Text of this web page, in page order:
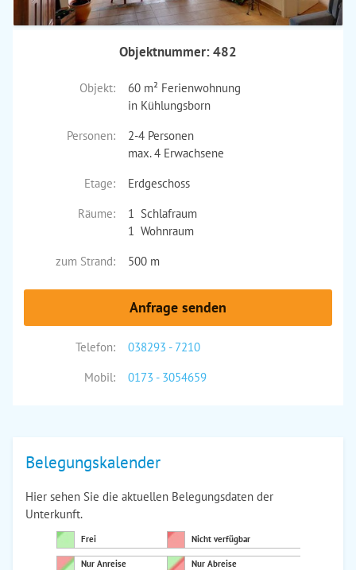
Objektnummer: 482
Objekt:
60 m² Ferienwohnung
in Kühlungsborn
Personen:
2-4 Personen
max. 4 Erwachsene
Etage:
Erdgeschoss
Räume:
1 Schlafraum
1 Wohnraum
zum Strand:
500 m
Anfrage senden
Telefon:
038293 - 7210
Mobil:
0173 - 3054659
Belegungskalender
Hier sehen Sie die aktuellen Belegungsdaten der
Unterkunft.
Frei Nicht verfügbar
Nur Anreise Nur Abreise